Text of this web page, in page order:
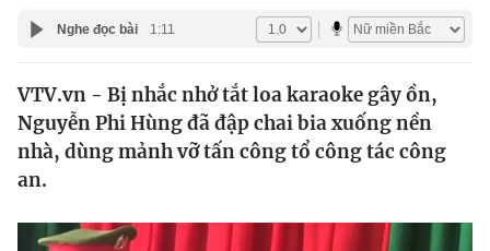
Y tế
Thế giới
Tin tức
Kinh tế
Đời sống
Giáo dục
Nghe đọc bài 1:11
VTV.vn - Bị nhắc nhở tắt loa karaoke gây ồn,
Nguyễn Phi Hùng đã đập chai bia xuống nền
nhà, dùng mảnh vỡ tấn công tổ công tác công
an.